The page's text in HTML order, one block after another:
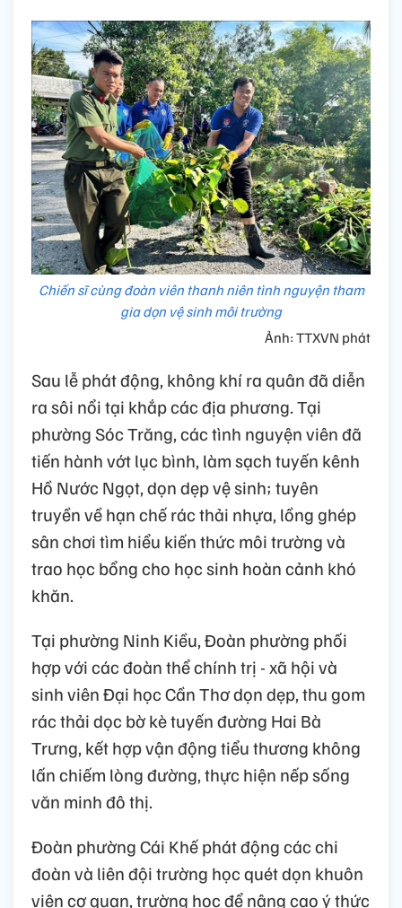
Chiến sĩ cùng đoàn viên thanh niên tình nguyện tham
gia dọn vệ sinh môi trường
Ảnh: TTXVN phát
Sau lễ phát động, không khí ra quân đã diễn
ra sôi nổi tại khắp các địa phương. Tại
phường Sóc Trăng, các tình nguyện viên đã
tiến hành vớt lục bình, làm sạch tuyến kênh
Hồ Nước Ngọt, dọn dẹp vệ sinh; tuyên
truyền về hạn chế rác thải nhựa, lồng ghép
sân chơi tìm hiểu kiến thức môi trường và
trao học bổng cho học sinh hoàn cảnh khó
khăn.
Tại phường Ninh Kiều, Đoàn phường phối
hợp với các đoàn thể chính trị - xã hội và
sinh viên Đại học Cần Thơ dọn dẹp, thu gom
rác thải dọc bờ kè tuyến đường Hai Bà
Trưng, kết hợp vận động tiểu thương không
lấn chiếm lòng đường, thực hiện nếp sống
văn minh đô thị.
Đoàn phường Cái Khế phát động các chi
đoàn và liên đội trường học quét dọn khuôn
viên cơ quan, trường học để nâng cao ý thức